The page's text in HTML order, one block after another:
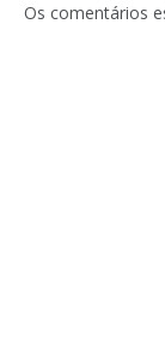
Os comentários